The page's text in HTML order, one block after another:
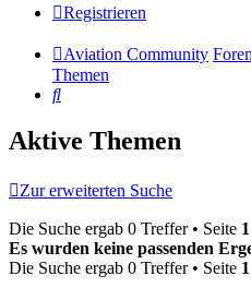
Registrieren
Aviation Community
Themen
Suche
Aktive Themen
Zur erweiterten Suche
Die Suche ergab 0 Treffer • Seite 1
Es wurden keine passenden
Die Suche ergab 0 Treffer • Seite 1